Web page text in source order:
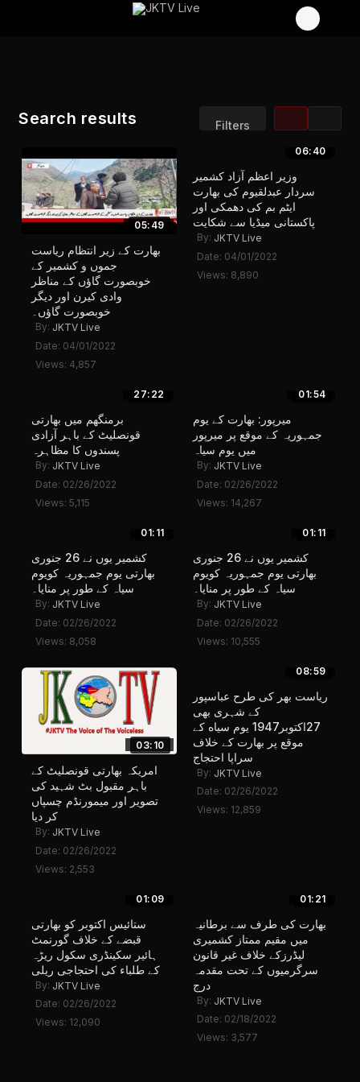
Filters
Search results
Sort by:
Results/Page:
05:49
بھارت کے زیر انتظام ریاست
جموں و کشمیر کے
خوبصورت گاؤں کے مناظر
وادی کیرن اور دیگر
خوبصورت گاؤں۔
By: JKTV Live
Date: 04/01/2022
Views: 4,857
06:40
وزیر اعظم آزاد کشمیر
سردار عبدلقیوم کی بھارت
ایٹم بم کی دھمکی اور
پاکستانی میڈیا سے شکایت
By: JKTV Live
Date: 04/01/2022
Views: 8,890
27:22
برمنگھم میں بھارتی
قونصلیٹ کے باہر آزادی
پسندوں کا مظاہرہ
By: JKTV Live
Date: 02/26/2022
Views: 5,115
01:54
میرپور: بھارت کے یوم
جمہوریہ کے موقع پر میرپور
میں یوم سیاہ
By: JKTV Live
Date: 02/26/2022
Views: 14,267
01:11
کشمیر یوں نے 26 جنوری
بھارتی یوم جمہوریہ کویوم
سیاہ کے طور پر منایا۔
By: JKTV Live
Date: 02/26/2022
Views: 8,058
01:11
کشمیر یوں نے 26 جنوری
بھارتی یوم جمہوریہ کویوم
سیاہ کے طور پر منایا۔
By: JKTV Live
Date: 02/26/2022
Views: 10,555
03:10
امریکہ بھارتی قونصلیٹ کے
باہر مقبول بٹ شہید کی
تصویر اور میمورنڈم چسپاں
کر دیا
By: JKTV Live
Date: 02/26/2022
Views: 2,553
08:59
ریاست بھر کی طرح عباسپور
کے شہری بھی
27اکتوبر1947 یوم سیاه کے
موقع پر بھارت کے خلاف
سراپا احتجاج
By: JKTV Live
Date: 02/26/2022
Views: 12,859
01:09
ستائیس اکتوبر کو بھارتی
قبضے کے خلاف گورنمٹ
ہائیر سکینڈری سکول ریڑہ
کے طلباء کی احتجاجی ریلی
By: JKTV Live
Date: 02/26/2022
Views: 12,090
01:21
بھارت کی طرف سے برطانیہ
میں مقیم ممتاز کشمیری
لیڈرزکے خلاف غیر قانون
سرگرمیوں کے تحت مقدمہ
درج
By: JKTV Live
Date: 02/18/2022
Views: 3,577